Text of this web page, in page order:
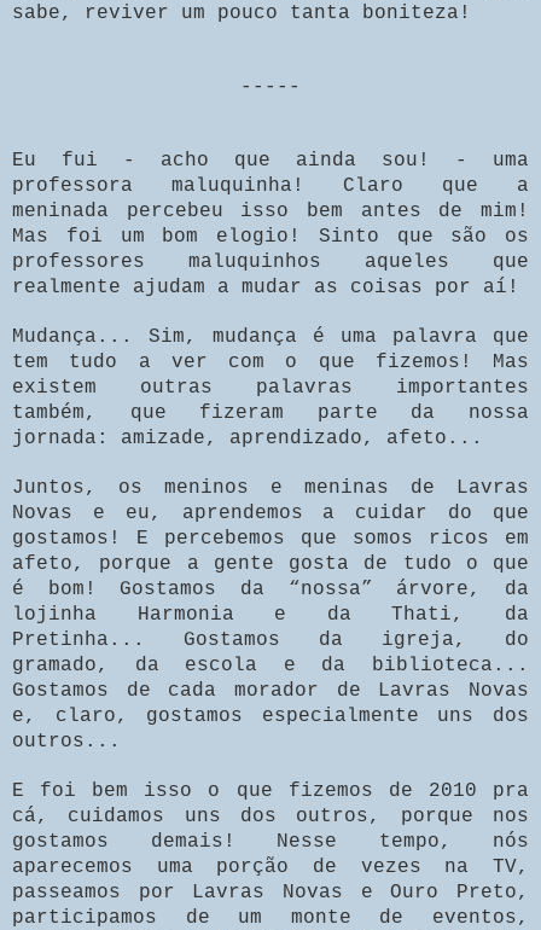
sabe, reviver um pouco tanta boniteza!
-----
Eu fui - acho que ainda sou! - uma
professora maluquinha! Claro que a
meninada percebeu isso bem antes de mim!
Mas foi um bom elogio! Sinto que são os
professores maluquinhos aqueles que
realmente ajudam a mudar as coisas por aí!
Mudança... Sim, mudança é uma palavra que
tem tudo a ver com o que fizemos! Mas
existem outras palavras importantes
também, que fizeram parte da nossa
jornada: amizade, aprendizado, afeto...
Juntos, os meninos e meninas de Lavras
Novas e eu, aprendemos a cuidar do que
gostamos! E percebemos que somos ricos em
afeto, porque a gente gosta de tudo o que
é bom! Gostamos da “nossa” árvore, da
lojinha Harmonia e da Thati, da
Pretinha... Gostamos da igreja, do
gramado, da escola e da biblioteca...
Gostamos de cada morador de Lavras Novas
e, claro, gostamos especialmente uns dos
outros...
E foi bem isso o que fizemos de 2010 pra
cá, cuidamos uns dos outros, porque nos
gostamos demais! Nesse tempo, nós
aparecemos uma porção de vezes na TV,
passeamos por Lavras Novas e Ouro Preto,
participamos de um monte de eventos,